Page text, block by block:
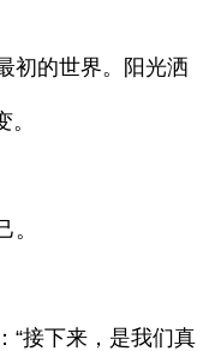
初的世界。阳光洒
接下来，是我们真